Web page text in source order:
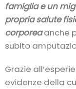
famiglia e un
propria salute
corporeaanche
subito
Grazie
evidenze della